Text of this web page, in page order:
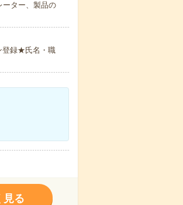
ーター、製品の
登録★氏名・職
見る